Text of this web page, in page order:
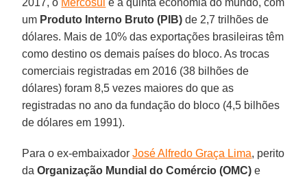
um Produto Interno Bruto (PIB) de 2,7 trilhões de
dólares. Mais de 10% das exportações brasileiras têm
como destino os demais países do bloco. As trocas
comerciais registradas em 2016 (38 bilhões de
dólares) foram 8,5 vezes maiores do que as
registradas no ano da fundação do bloco (4,5 bilhões
de dólares em 1991).
Para o ex-embaixadorJosé Alfredo Graça Lima, perito
daOrganização Mundial do Comércio (OMC) e